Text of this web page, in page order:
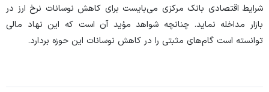
شرایط اقتصادی بانک مرکزی می‌بایست برای کاهش نوسانات نرخ ارز در
بازار مداخله نماید. چنانچه شواهد مؤید آن است که این نهاد مالی
توانسته است گام‌های مثبتی را در کاهش نوسانات این حوزه بردارد.